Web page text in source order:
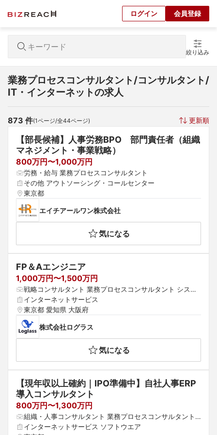
ログイン 会員登録
絞り込み
業務プロセスコンサルタント/コンサルタント/
IT・インターネットの求人
873 件(1ページ/全44ページ) 更新順
【部長候補】人事労務BPO　部門責任者（組織
マネジメント・事業戦略）
800万円〜1,000万円
労務・給与 業務プロセスコンサルタント
その他 アウトソーシング・コールセンター
東京都
エイチアールワン株式会社
気になる
FP＆Aエンジニア
1,000万円〜1,500万円
戦略コンサルタント 業務プロセスコンサルタント システ
ムコンサルタント
インターネットサービス
東京都 愛知県 大阪府
株式会社ログラス
気になる
【現年収以上確約｜IPO準備中】自社人事ERP
導入コンサルタント
800万円〜1,300万円
組織・人事コンサルタント 業務プロセスコンサルタント
パッケージ導入コンサルタント
インターネットサービス ソフトウエア